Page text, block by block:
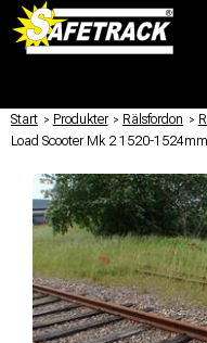
Start / Produkter / Rälsfordon /
Load Scooter Mk 2 1520-1524mm